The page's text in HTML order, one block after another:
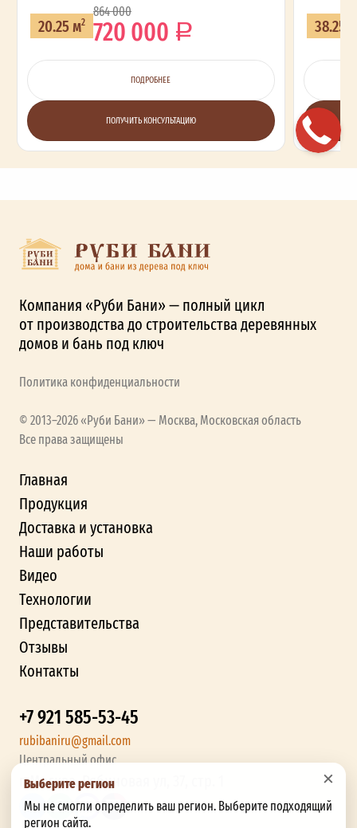
×
Выберите регион
Мы не смогли определить ваш регион. Выберите подходящий
регион сайта.
20.25 м2
864 000
720 000
ПОДРОБНЕЕ
ПОЛУЧИТЬ КОНСУЛЬТАЦИЮ
38.25 м
Компания «Руби Бани» — полный цикл
от производства до строительства деревянных
домов и бань под ключ
Политика конфиденциальности
© 2013–2026 «Руби Бани» — Москва, Московская область
Все права защищены
Главная
Продукция
Доставка и установка
Наши работы
Видео
Технологии
Представительства
Отзывы
Контакты
+7 921 585-53-45
rubibaniru@gmail.com
Центральный офис
г. Москва, Рябиновая ул, 37, стр. 1